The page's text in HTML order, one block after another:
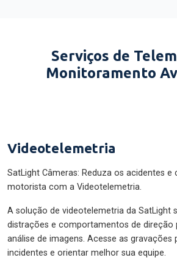
Serviços de
Monitoramento
Videotelemetria
SatLight Câmeras: Reduza os acidentes e
motorista com a Videotelemetria.
A solução de videotelemetria da SatLight
distrações e comportamentos de direção
análise de imagens. Acesse as gravações
incidentes e orientar melhor sua equipe.